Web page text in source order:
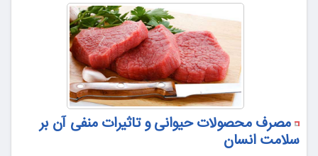
مصرف محصولات حیوانی و تاثیرات منفی آن بر
سلامت انسان